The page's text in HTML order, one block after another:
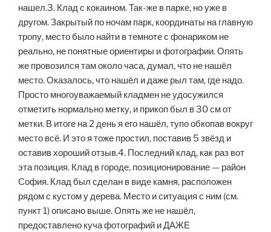
нашел.3. Клад с кокаином. Так-же в парке, но уже в
другом. Закрытый по ночам парк, координаты на главную
тропу, место было найти в темноте с фонариком не
реально, не понятные ориентиры и фотографии. Опять
же провозился там около часа, думал, что не нашёл
место. Оказалось, что нашёл и даже рыл там, где надо.
Просто многоуважаемый кладмен не удосужился
отметить нормально метку, и прикоп был в 30 см от
метки. В итоге на 2 день я его нашёл, тупо обкопав вокруг
место всё. И это я тоже простил, поставив 5 звёзд и
оставив хороший отзыв.4. Последний клад, как раз вот
эта позиция. Клад в городе, позиционирование — район
София. Клад был сделан в виде камня, расположен
рядом с кустом у дерева. Место и ситуация с ним (см.
пункт 1) описано выше. Опять же не нашёл,
предоставлено куча фотографий и ДАЖЕ